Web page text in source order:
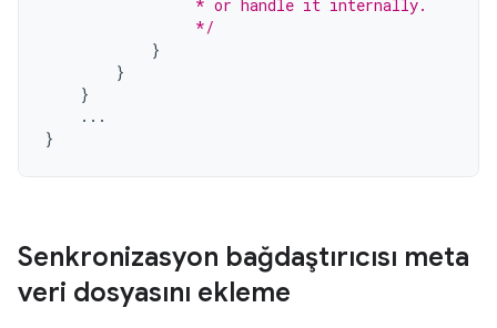
                 * or handle it internally.
                 */
}
}
}
...
}
Senkronizasyon bağdaştırıcısı meta
veri dosyasını ekleme